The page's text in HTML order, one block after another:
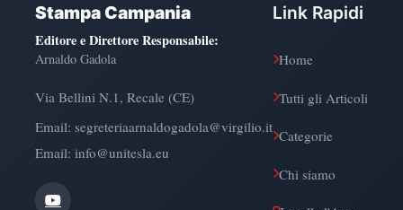
Stampa Campania
Editore e Direttore Responsabile:
Arnaldo Gadola
Via Bellini N.1, Recale (CE)
Email: segreteriaarnaldogadola@virgilio.it
Email: info@unitesla.eu
Link Rapidi
Home
Tutti gli Articoli
Categorie
Chi siamo